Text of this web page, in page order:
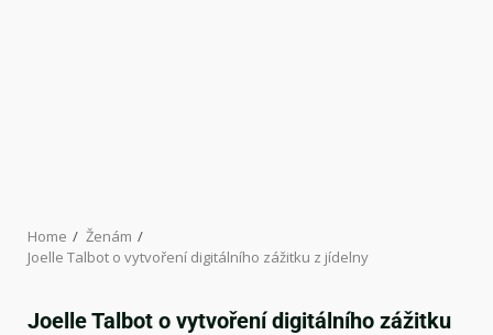
Home
Ženám
Joelle Talbot o vytvoření digitálního zážitku z jídelny
Joelle Talbot o vytvoření digitálního zážitku